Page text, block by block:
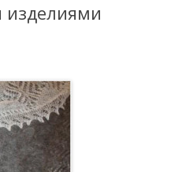
изделиями